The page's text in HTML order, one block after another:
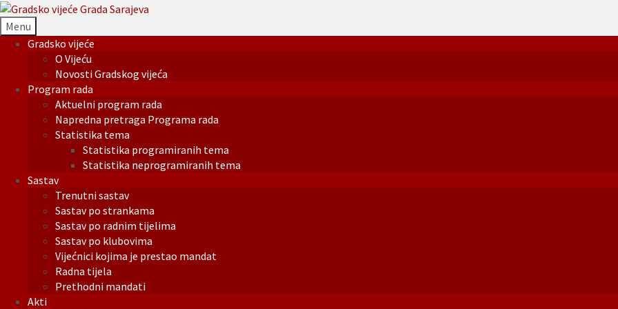
Menu
Gradsko vijeće
O Vijeću
Novosti Gradskog vijeća
Program rada
Aktuelni program rada
Napredna pretraga Programa rada
Statistika tema
Statistika programiranih tema
Statistika neprogramiranih tema
Sastav
Trenutni sastav
Sastav po strankama
Sastav po radnim tijelima
Sastav po klubovima
Vijećnici kojima je prestao mandat
Radna tijela
Prethodni mandati
Akti